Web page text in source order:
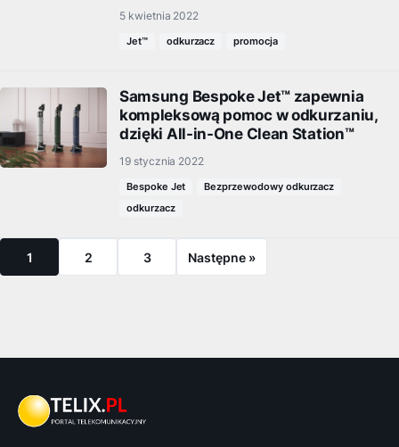
5 kwietnia 2022
Jet™ odkurzacz promocja
Samsung Bespoke Jet™ zapewnia
kompleksową pomoc w odkurzaniu,
dzięki All-in-One Clean Station™
19 stycznia 2022
Bespoke Jet
Bezprzewodowy odkurzacz
odkurzacz
1 2 3 Następne »